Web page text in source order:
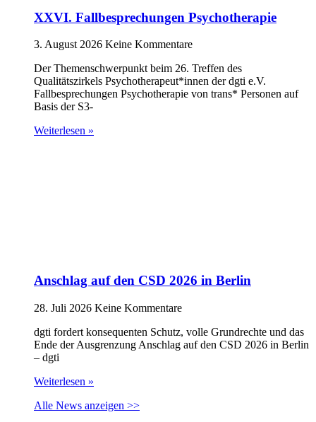
XXVI. Fallbesprechungen Psychotherapie
3. August 2026 Keine Kommentare
Der Themenschwerpunkt beim 26. Treffen des
Qualitätszirkels Psychotherapeut*innen der dgti e.V.
Fallbesprechungen Psychotherapie von trans* Personen auf
Basis der S3-
Weiterlesen »
Anschlag auf den CSD 2026 in Berlin
28. Juli 2026 Keine Kommentare
dgti fordert konsequenten Schutz, volle Grundrechte und das
Ende der Ausgrenzung Anschlag auf den CSD 2026 in Berlin
– dgti
Weiterlesen »
Alle News anzeigen >>